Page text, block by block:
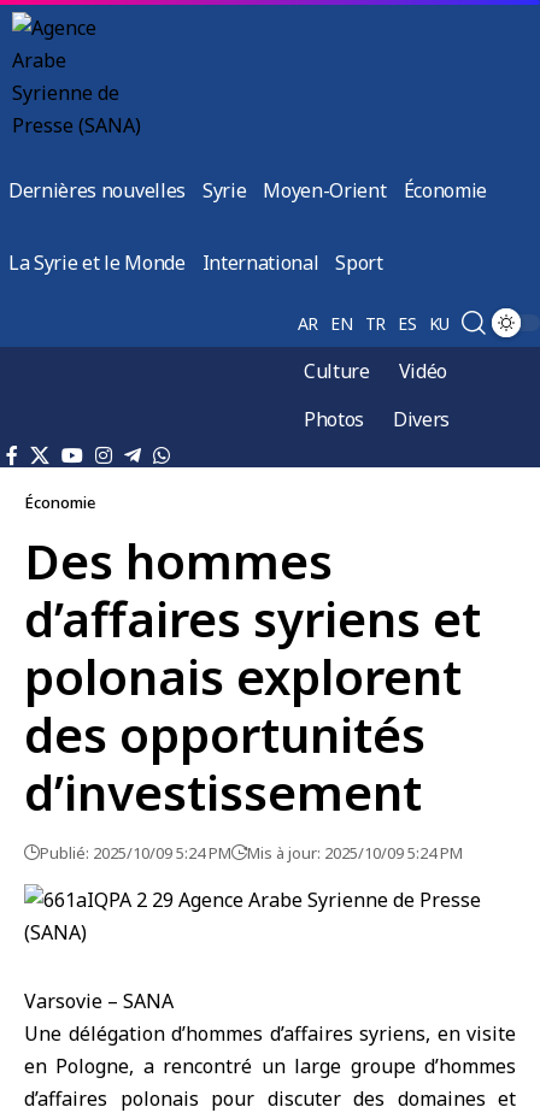
Dernières nouvelles Syrie Moyen-Orient Économie
La Syrie et le Monde International Sport
AR EN TR ES KU
Culture
Vidéo
Photos
Divers
Économie
Des hommes
d’affaires syriens et
polonais explorent
des opportunités
d’investissement
Publié: 2025/10/09 5:24 PM Mis à jour: 2025/10/09 5:24 PM
Varsovie – SANA
Une délégation d’hommes d’affaires syriens, en visite
en Pologne, a rencontré un large groupe d’hommes
d’affaires polonais pour discuter des domaines et